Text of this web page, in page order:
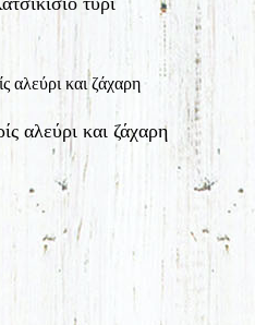
αλεύρι και ζάχαρη